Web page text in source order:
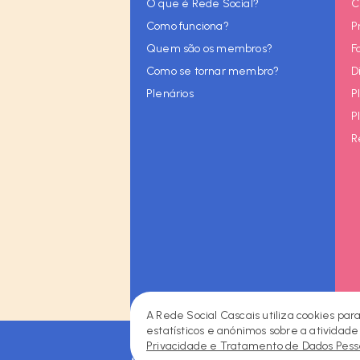
O que é Rede Social?
Como funciona?
Quem são os membros?
Como se tornar membro?
Plenários
2026 © Rede Social de Cascais • Todos os
Facebook
Instagram
LinkedIn
A Rede Social Cascais utiliza cookies
estatísticos e anónimos sobre a
Privacidade e Tratamento de Dados